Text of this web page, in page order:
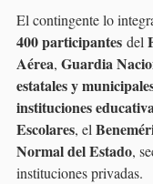
El contingente lo
400 participantes del
Aérea, Guardia
estatales y
instituciones
Escolares, el
Normal del Estado,
instituciones privadas.